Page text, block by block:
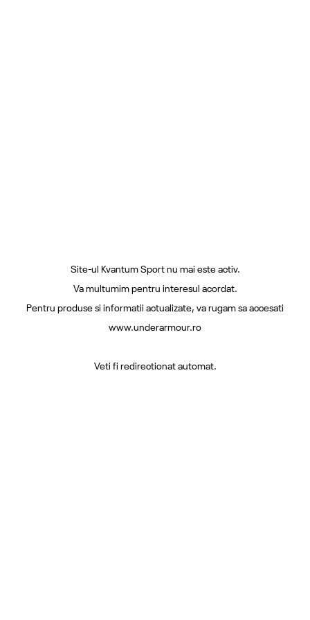
Site-ul Kvantum Sport nu mai este activ.
Va multumim pentru interesul acordat.
Pentru produse si informatii actualizate, va rugam sa accesati
www.underarmour.ro
Veti fi redirectionat automat.